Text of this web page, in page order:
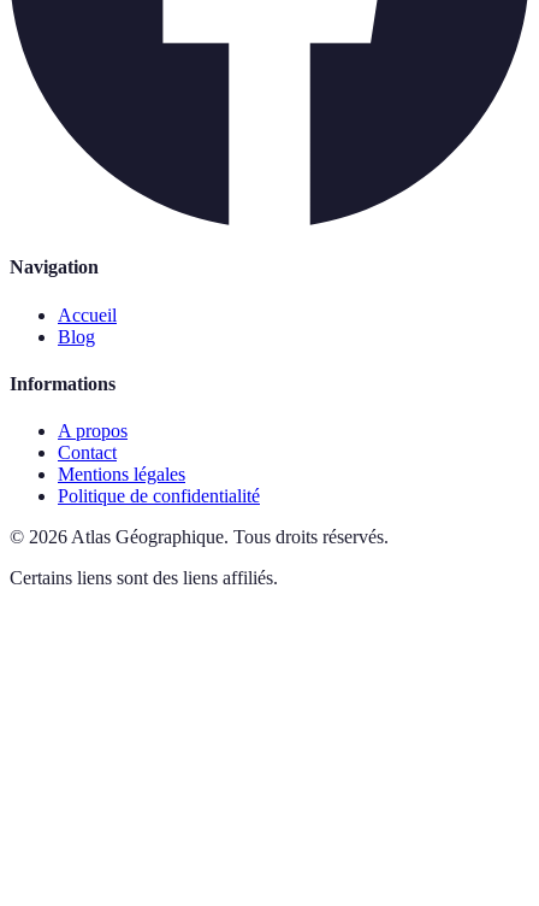
Navigation
Accueil
Blog
Informations
A propos
Contact
Mentions légales
Politique de confidentialité
© 2026 Atlas Géographique. Tous droits réservés.
Certains liens sont des liens affiliés.